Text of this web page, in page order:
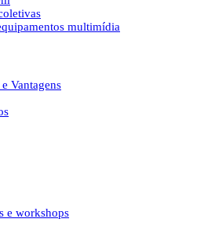
multimídia
Vantagens
e workshops